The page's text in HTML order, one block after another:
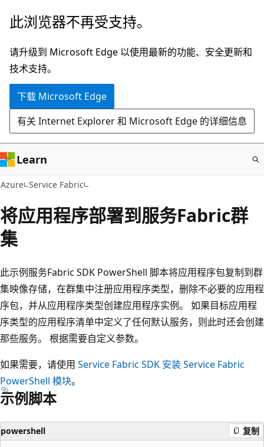
跳
主
要
内
此浏览器不再受支持。
请升级到 Microsoft Edge 以使用最新的功能、安全更新和
技术支持。
下载 Microsoft Edge
有关 Internet Explorer 和 Microsoft Edge 的详细信息
Learn
Azure Service Fabric
将应用程序部署到服务Fabric群
集
此示例服务Fabric SDK PowerShell 脚本将应用程序包复制到群
集映像存储，在群集中注册应用程序类型，删除不必要的应用程
序包，并从应用程序类型创建应用程序实例。 如果目标应用程
序类型的应用程序清单中定义了任何默认服务，则此时还会创建
那些服务。 根据需要自定义参数。
如果需要，请使用 Service Fabric SDK 安装 Service Fabric
PowerShell 模块。
示例脚本
powershell 复制